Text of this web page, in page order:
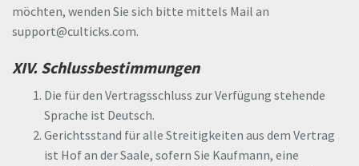
möchten, wenden Sie sich bitte mittels Mail an
support@culticks.com.
XIV. Schlussbestimmungen
Die für den Vertragsschluss zur Verfügung stehende
Sprache ist Deutsch.
Gerichtsstand für alle Streitigkeiten aus dem Vertrag
ist Hof an der Saale, sofern Sie Kaufmann, eine